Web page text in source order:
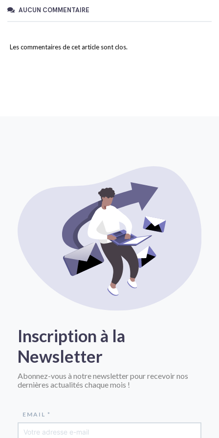
AUCUN COMMENTAIRE
Les commentaires de cet article sont clos.
Inscription à la
Newsletter
Abonnez-vous à notre newsletter pour recevoir nos
dernières actualités chaque mois !
EMAIL *